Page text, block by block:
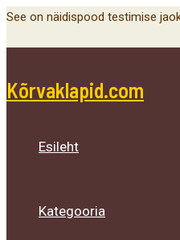
Skip
See on näidispood testimise
Kõrvaklapid.com
Esileht
Kategooria
Main
Menu